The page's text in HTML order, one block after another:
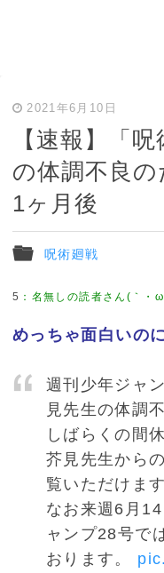
2021年6月10日
【速報】「
の体調不良
1ヶ月後
呪術廻戦
5 ： 名無しの読者さん(｀・
めっちゃ面白いの
週刊少年ジャ
見先生の体調
しばらくの間
芥見先生から
覧いただけま
なお来週6月
ャンプ28号で
おります。